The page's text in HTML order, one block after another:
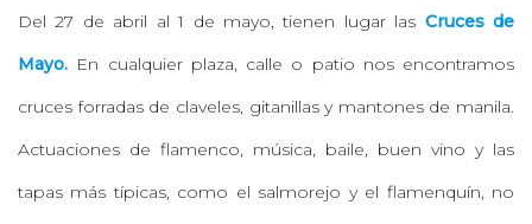
Del 27 de abril al 1 de mayo, tienen lugar las Cruces de
Mayo. En cualquier plaza, calle o patio nos encontramos
cruces forradas de claveles, gitanillas y mantones de manila.
Actuaciones de flamenco, música, baile, buen vino y las
tapas más típicas, como el salmorejo y el flamenquín, no